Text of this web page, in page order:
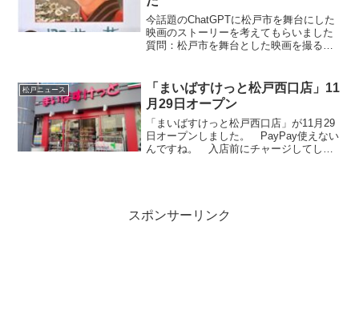
今話題のChatGPTに松戸市を舞台にした
映画のストーリーを考えてもらいました
質問：松戸市を舞台とした映画を撮るな
なストーリーが考えられます。タイト
ル：「松戸の花火」あ...
松戸ニュース
「まいばすけっと松戸西口店」11
月29日オープン
「まいばすけっと松戸西口店」が11月29
日オープンしました。 PayPay使えない
んですね。 入店前にチャージしてしま
スポンサーリンク